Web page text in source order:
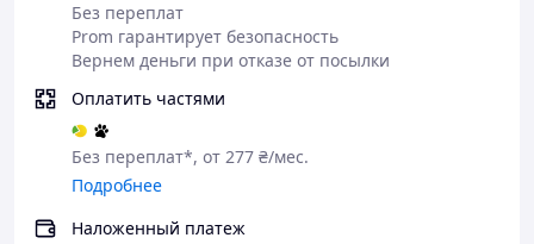
Без переплат
Prom гарантирует безопасность
Вернем деньги при отказе от посылки
Оплатить частями
Без переплат*, от 277 ₴/мес.
Подробнее
Наложенный платеж